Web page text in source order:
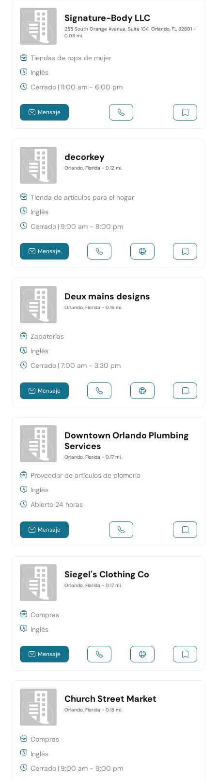
Signature-Body LLC
255 South Orange Avenue, Suite 104, Orlando, FL 32801 -
0.08 mi.
Tiendas de ropa de mujer
Inglés
Cerrado |11:00 am - 6:00 pm
Mensaje
decorkey
Orlando, Florida - 0.12 mi.
Tienda de artículos para el hogar
Inglés
Cerrado | 9:00 am - 8:00 pm
Mensaje
Deux mains designs
Orlando, Florida - 0.16 mi.
Zapaterías
Inglés
Cerrado |7:00 am - 3:30 pm
Mensaje
Downtown Orlando Plumbing
Services
Orlando, Florida - 0.17 mi.
Proveedor de artículos de plomería
Inglés
Abierto 24 horas
Mensaje
Siegel's Clothing Co
Orlando, Florida - 0.17 mi.
Compras
Inglés
Mensaje
Church Street Market
Orlando, Florida - 0.18 mi.
Compras
Inglés
Cerrado | 9:00 am - 9:00 pm